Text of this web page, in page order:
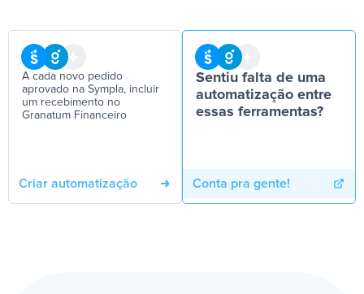
A cada novo pedido
aprovado na Sympla, incluir
um recebimento no
Granatum Financeiro
Criar automatização
Sentiu falta de uma
automatização entre
essas ferramentas?
Conta pra gente!